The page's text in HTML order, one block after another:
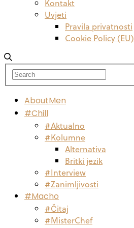
Kontakt
Uvjeti
Pravila privatnosti
Cookie Policy (EU)
AboutMen
#Chill
#Aktualno
#Kolumne
Alternativa
Britki jezik
#Interview
#Zanimljivosti
#Macho
#Čitaj
#MisterChef